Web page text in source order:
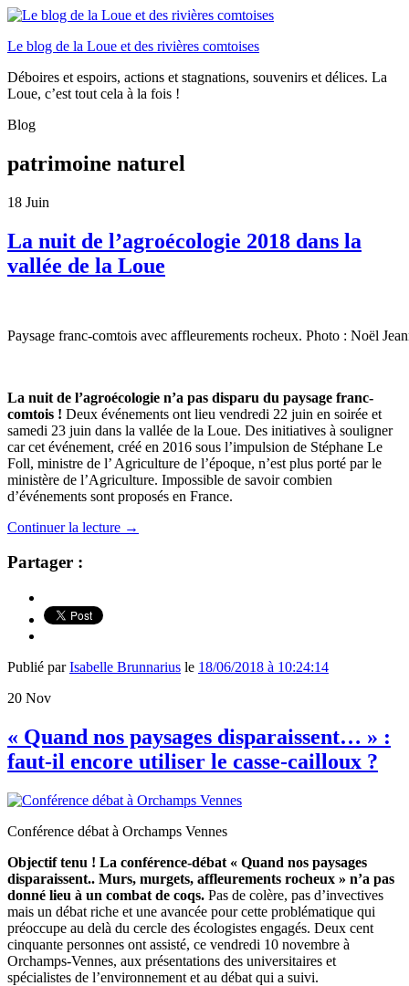
Le blog de la Loue et des rivières comtoises
Déboires et espoirs, actions et stagnations, souvenirs et délices. La
Loue, c’est tout cela à la fois !
Blog
patrimoine naturel
18 Juin
La nuit de l’agroécologie 2018 dans la
vallée de la Loue
Paysage franc-comtois avec affleurements rocheux. Photo : Noël
La nuit de l’agroécologie n’a pas disparu du paysage franc-
comtois ! Deux événements ont lieu vendredi 22 juin en soirée et
samedi 23 juin dans la vallée de la Loue. Des initiatives à souligner
car cet événement, créé en 2016 sous l’impulsion de Stéphane Le
Foll, ministre de l’ Agriculture de l’époque, n’est plus porté par le
ministère de l’Agriculture. Impossible de savoir combien
d’événements sont proposés en France.
Continuer la lecture →
Partager :
Publié parIsabelle Brunnarius le 18/06/2018 à 10:24:14
20 Nov
« Quand nos paysages disparaissent… » :
faut-il encore utiliser le casse-cailloux ?
Conférence débat à Orchamps Vennes
Objectif tenu ! La conférence-débat « Quand nos paysages
disparaissent.. Murs, murgets, affleurements rocheux » n’a pas
donné lieu à un combat de coqs. Pas de colère, pas d’invectives
mais un débat riche et une avancée pour cette problématique qui
préoccupe au delà du cercle des écologistes engagés. Deux cent
cinquante personnes ont assisté, ce vendredi 10 novembre à
Orchamps-Vennes, aux présentations des universitaires et
spécialistes de l’environnement et au débat qui a suivi.